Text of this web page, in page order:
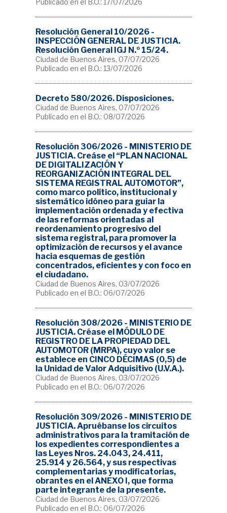
Publicado en el B.O.: 17/07/2026
Resolución General 10/2026 -
INSPECCIÓN GENERAL DE JUSTICIA.
Resolución General IGJ N.º 15/24.
Ciudad de Buenos Aires, 07/07/2026
Publicado en el B.O.: 13/07/2026
Decreto 580/2026. Disposiciones.
Ciudad de Buenos Aires, 07/07/2026
Publicado en el B.O.: 08/07/2026
Resolución 306/2026 - MINISTERIO DE
JUSTICIA. Creáse el “PLAN NACIONAL
DE DIGITALIZACIÓN Y
REORGANIZACIÓN INTEGRAL DEL
SISTEMA REGISTRAL AUTOMOTOR”,
como marco político, institucional y
sistemático idóneo para guiar la
implementación ordenada y efectiva
de las reformas orientadas al
reordenamiento progresivo del
sistema registral, para promover la
optimización de recursos y el avance
hacia esquemas de gestión
concentrados, eficientes y con foco en
el ciudadano.
Ciudad de Buenos Aires, 03/07/2026
Publicado en el B.O.: 06/07/2026
Resolución 308/2026 - MINISTERIO DE
JUSTICIA. Créase el MÓDULO DE
REGISTRO DE LA PROPIEDAD DEL
AUTOMOTOR (MRPA), cuyo valor se
establece en CINCO DÉCIMAS (0,5) de
la Unidad de Valor Adquisitivo (U.V.A.).
Ciudad de Buenos Aires, 03/07/2026
Publicado en el B.O.: 06/07/2026
Resolución 309/2026 - MINISTERIO DE
JUSTICIA. Apruébanse los circuitos
administrativos para la tramitación de
los expedientes correspondientes a
las Leyes Nros. 24.043, 24.411,
25.914 y 26.564, y sus respectivas
complementarias y modificatorias,
obrantes en el ANEXO I, que forma
parte integrante de la presente.
Ciudad de Buenos Aires, 03/07/2026
Publicado en el B.O.: 06/07/2026